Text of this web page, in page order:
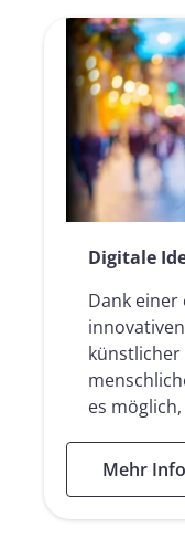
Digitale
Dank einer
es
Mehr :